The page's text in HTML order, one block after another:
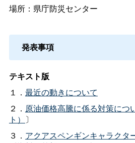
場所：県庁防災センター
発表事項
テキスト版
１． 最近の動きについて
２． 原油価格高騰に係る対策につ
ト） 〕
３． アクアスペンギンキャラクタ